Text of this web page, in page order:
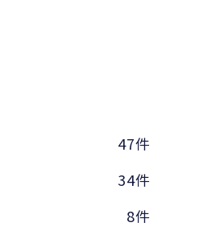
47件
34件
8件